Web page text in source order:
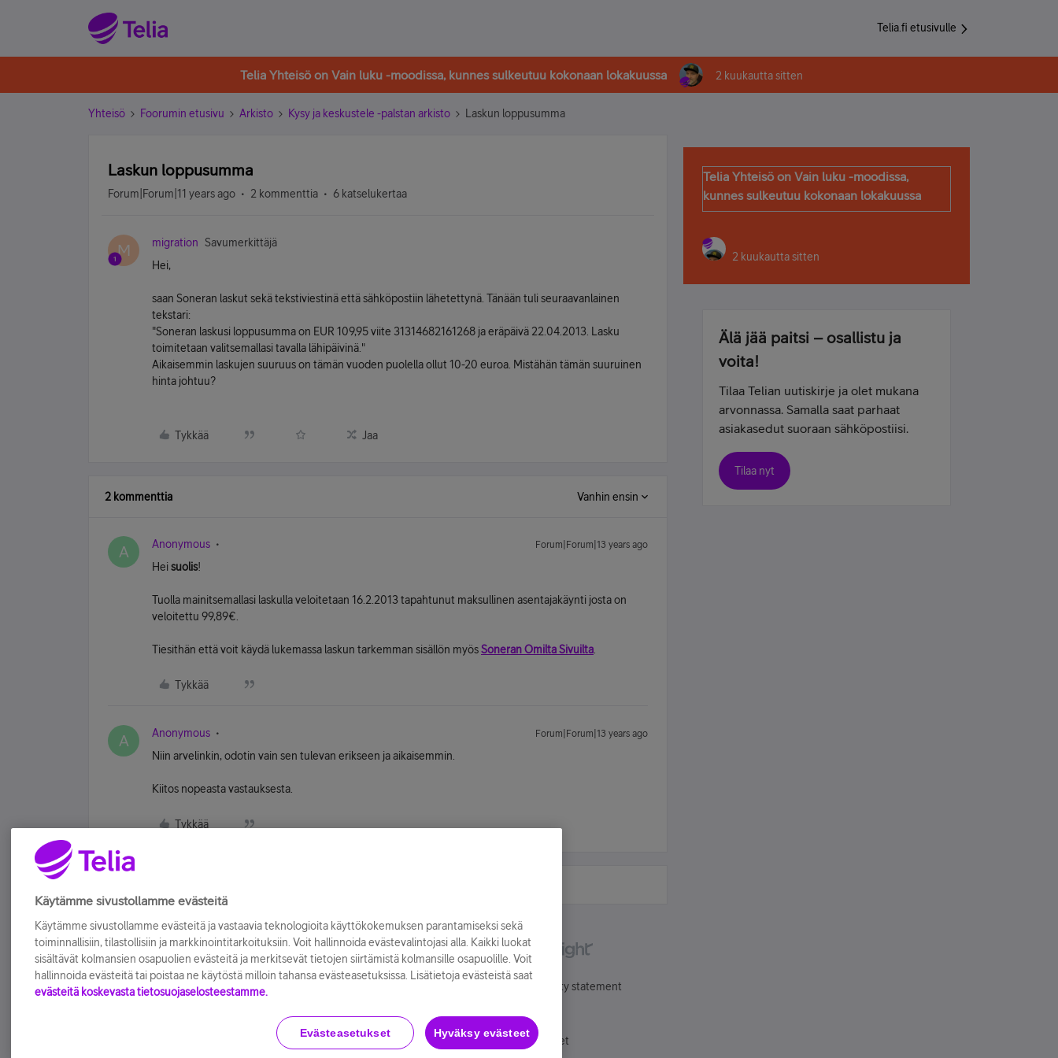
Telia.fi etusivulle
Telia Yhteisö on Vain luku -moodissa, kunnes sulkeutuu kokonaan lokakuussa 2 kuukautta sitten
Yhteisö Foorumin etusivu Arkisto Kysy ja keskustele -palstan arkisto Laskun loppusumma
Laskun loppusumma
Forum|Forum|11 years ago 2 kommenttia 6 katselukertaa
M migration
Savumerkittäjä
Hei,
saan Soneran laskut sekä tekstiviestinä että sähköpostiin lähetettynä. Tänään tuli seuraavanlainen
tekstari:
"Soneran laskusi loppusumma on EUR 109,95 viite 31314682161268 ja eräpäivä 22.04.2013. Lasku
toimitetaan valitsemallasi tavalla lähipäivinä."
Aikaisemmin laskujen suuruus on tämän vuoden puolella ollut 10-20 euroa. Mistähän tämän suuruinen
hinta johtuu?
Tykkää Jaa
2 kommenttia Vanhin ensin
A Anonymous Forum|Forum|13 years ago
Heisuolis!
Tuolla mainitsemallasi laskulla veloitetaan 16.2.2013 tapahtunut maksullinen asentajakäynti josta on
veloitettu 99,89€.
Tiesithän että voit käydä lukemassa laskun tarkemman sisällön myösSoneran Omilta Sivuilta
Tykkää
A Anonymous Forum|Forum|13 years ago
Niin arvelinkin, odotin vain sen tulevan erikseen ja aikaisemmin.
Kiitos nopeasta vastauksesta.
Tykkää
Telia Yhteisö on Vain luku -moodissa,
kunnes sulkeutuu kokonaan lokakuussa
2 kuukautta sitten
Älä jää paitsi – osallistu ja
voita!
Tilaa Telian uutiskirje ja olet mukana
arvonnassa. Samalla saat parhaat
asiakasedut suoraan sähköpostiisi.
Tilaa nyt
Accessibility statement
Evästeasetukset
Käytämme sivustollamme evästeitä
Käytämme sivustollamme evästeitä ja vastaavia teknologioita käyttökokemuksen parantamiseksi sekä
toiminnallisiin, tilastollisiin ja markkinointitarkoituksiin. Voit hallinnoida evästevalintojasi alla. Kaikki luokat
sisältävät kolmansien osapuolien evästeitä ja merkitsevät tietojen siirtämistä kolmansille osapuolille. Voit
hallinnoida evästeitä tai poistaa ne käytöstä milloin tahansa evästeasetuksissa. Lisätietoja evästeistä saat
evästeitä koskevasta tietosuojaselosteestamme.
Evästeasetukset Hyväksy evästeet